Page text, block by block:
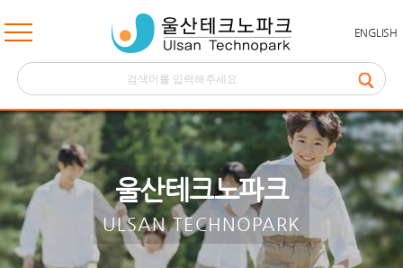
ENGLISH
울산테크노파크
ULSAN TECHNOPARK